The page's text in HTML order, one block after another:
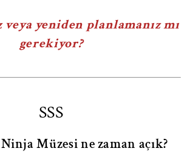
yeniden planlamanız mı
gerekiyor?
SSS
Müzesi ne zaman açık?